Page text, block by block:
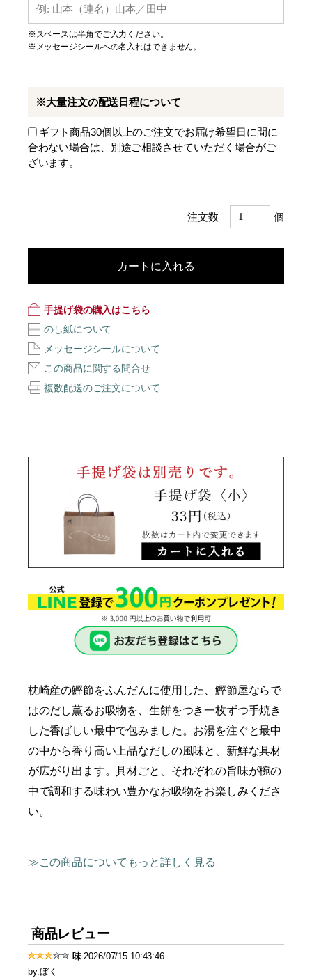
※スペースは半角でご入力ください。
※メッセージシールへの名入れはできません。
※大量注文の配送日程について
ギフト商品30個以上のご注文でお届け希望日に間に
合わない場合は、別途ご相談させていただく場合がご
ざいます。
注文数 個
カートに入れる
手提げ袋の購入はこちら
のし紙について
メッセージシールについて
この商品に関する問合せ
複数配送のご注文について
枕崎産の鰹節をふんだんに使用した、鰹節屋ならで
はのだし薫るお吸物を、生餅をつき一枚ずつ手焼き
した香ばしい最中で包みました。お湯を注ぐと最中
の中から香り高い上品なだしの風味と、新鮮な具材
が広がり出ます。具材ごと、それぞれの旨味が椀の
中で調和する味わい豊かなお吸物をお楽しみくださ
い。
この商品についてもっと詳しく見る
商品レビュー
味2026/07/15 10:43:46
by:ぼく